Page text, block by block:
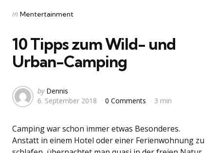
Categories
Posted
in Mentertainment
10 Tipps zum Wild- und
Urban-Camping
Posted
by
by Dennis
6. September 2018
0 Comments 3 min
Camping war schon immer etwas Besonderes.
Anstatt in einem Hotel oder einer Ferienwohnung zu